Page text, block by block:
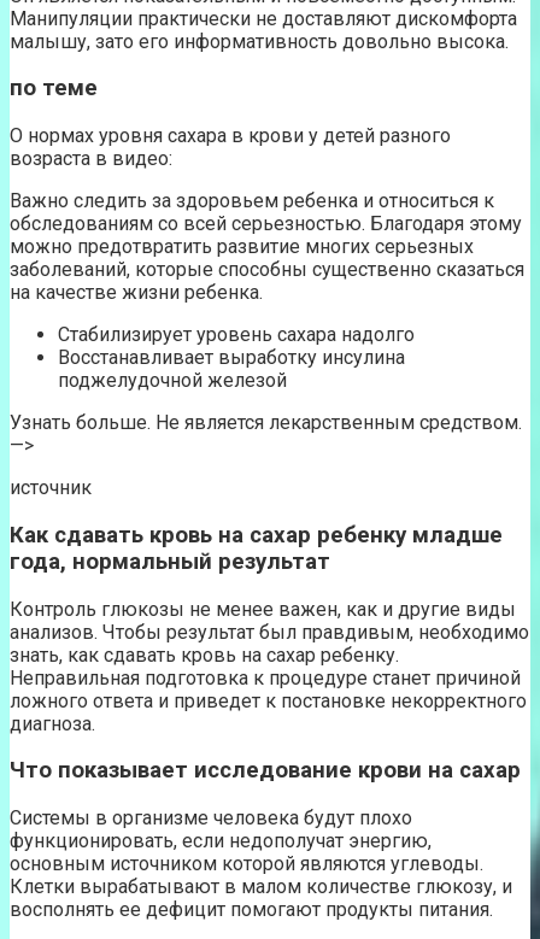
Манипуляции практически не доставляют дискомфорта
малышу, зато его информативность довольно высока.
по теме
О нормах уровня сахара в крови у детей разного
возраста в видео:
Важно следить за здоровьем ребенка и относиться к
обследованиям со всей серьезностью. Благодаря этому
можно предотвратить развитие многих серьезных
заболеваний, которые способны существенно сказаться
на качестве жизни ребенка.
Стабилизирует уровень сахара надолго
Восстанавливает выработку инсулина
поджелудочной железой
Узнать больше. Не является лекарственным средством.
—>
источник
Как сдавать кровь на сахар ребенку младше
года, нормальный результат
Контроль глюкозы не менее важен, как и другие виды
анализов. Чтобы результат был правдивым, необходимо
знать, как сдавать кровь на сахар ребенку.
Неправильная подготовка к процедуре станет причиной
ложного ответа и приведет к постановке некорректного
диагноза.
Что показывает исследование крови на сахар
Системы в организме человека будут плохо
функционировать, если недополучат энергию,
основным источником которой являются углеводы.
Клетки вырабатывают в малом количестве глюкозу, и
восполнять ее дефицит помогают продукты питания.